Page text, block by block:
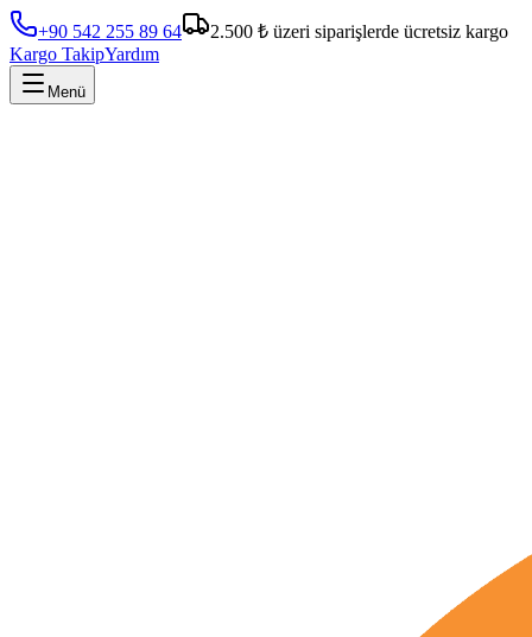
+90 542 255 89 64
2.500 ₺ üzeri siparişlerde ücretsiz kargo
Kargo TakipYardım
Menü